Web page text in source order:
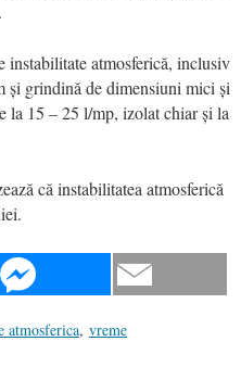
instabilitate atmosferică, inclusiv
și grindină de dimensiuni mici și
la 15 – 25 l/mp, izolat chiar și la
că instabilitatea atmosferică
atmosferica, vreme